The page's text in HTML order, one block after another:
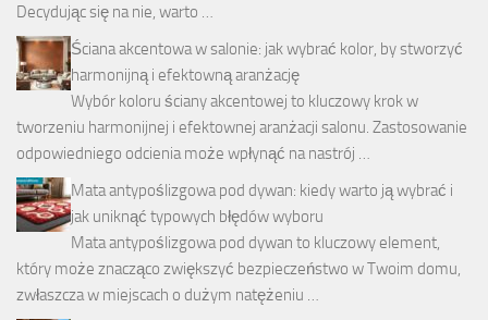
Decydując się na nie, warto …
Ściana akcentowa w salonie: jak wybrać kolor, by stworzyć
harmonijną i efektowną aranżację
Wybór koloru ściany akcentowej to kluczowy krok w
tworzeniu harmonijnej i efektownej aranżacji salonu. Zastosowanie
odpowiedniego odcienia może wpłynąć na nastrój …
Mata antypoślizgowa pod dywan: kiedy warto ją wybrać i
jak uniknąć typowych błędów wyboru
Mata antypoślizgowa pod dywan to kluczowy element,
który może znacząco zwiększyć bezpieczeństwo w Twoim domu,
zwłaszcza w miejscach o dużym natężeniu …